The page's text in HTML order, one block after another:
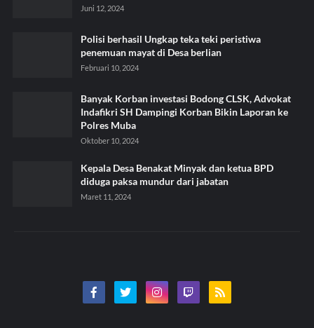
Juni 12, 2024
Polisi berhasil Ungkap teka teki peristiwa
penemuan mayat di Desa berlian
Februari 10, 2024
Banyak Korban investasi Bodong CLSK, Advokat
Indafikri SH Dampingi Korban Bikin Laporan ke
Polres Muba
Oktober 10, 2024
Kepala Desa Benakat Minyak dan ketua BPD
diduga paksa mundur dari jabatan
Maret 11, 2024